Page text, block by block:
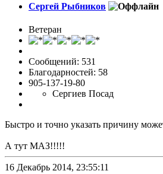
Сергей Рыбников
Ветеран
Сообщений: 531
Благодарностей: 58
905-137-19-80
Сергиев Посад
Быстро и точно указать причину
А тут МАЗ!!!!!
16 Декабрь 2014, 23:55:11